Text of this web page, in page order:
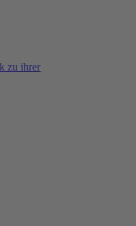
zu ihrer